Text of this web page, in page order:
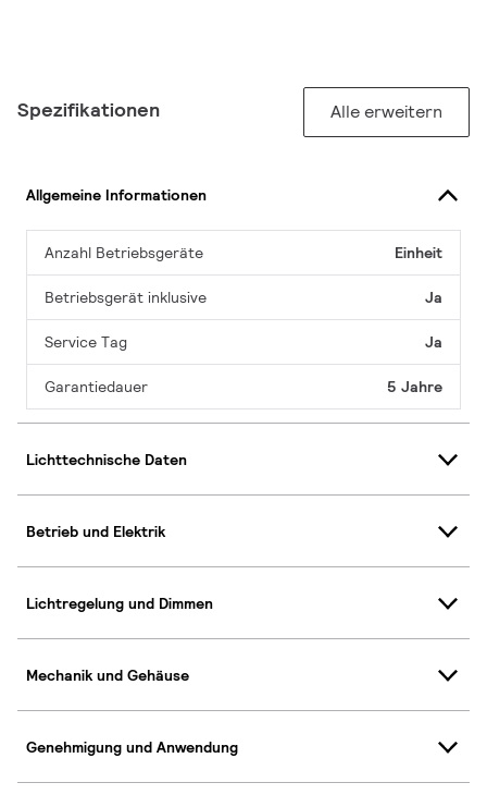
Spezifikationen Alle erweitern
Allgemeine Informationen
Anzahl Betriebsgeräte Einheit
Betriebsgerät inklusive Ja
Service Tag Ja
Garantiedauer 5 Jahre
Lichttechnische Daten
Betrieb und Elektrik
Lichtregelung und Dimmen
Mechanik und Gehäuse
Genehmigung und Anwendung